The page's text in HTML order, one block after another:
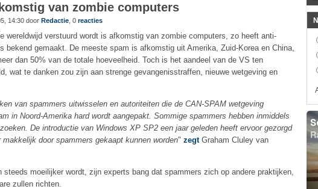
van zombie computers
14:30 door Redactie , 0 reacties
wereldwijd verstuurd wordt is afkomstig van zombie computers, zo heeft anti-
bekend gemaakt. De meeste spam is afkomstig uit Amerika, Zuid-Korea en China,
dan 50% van de totale hoeveelheid. Toch is het aandeel van de VS ten
wat te danken zou zijn aan strenge gevangenisstraffen, nieuwe wetgeving en
van spammers uitwisselen en autoriteiten die de CAN-SPAM wetgeving
in Noord-Amerika hard wordt aangepakt. Sommige spammers hebben inmiddels
De introductie van Windows XP SP2 een jaar geleden heeft ervoor gezorgd
door spammers gekaapt kunnen worden" zegtGraham Cluley van
steeds moeilijker wordt, zijn experts bang dat spammers zich op andere praktijken,
zullen richten.